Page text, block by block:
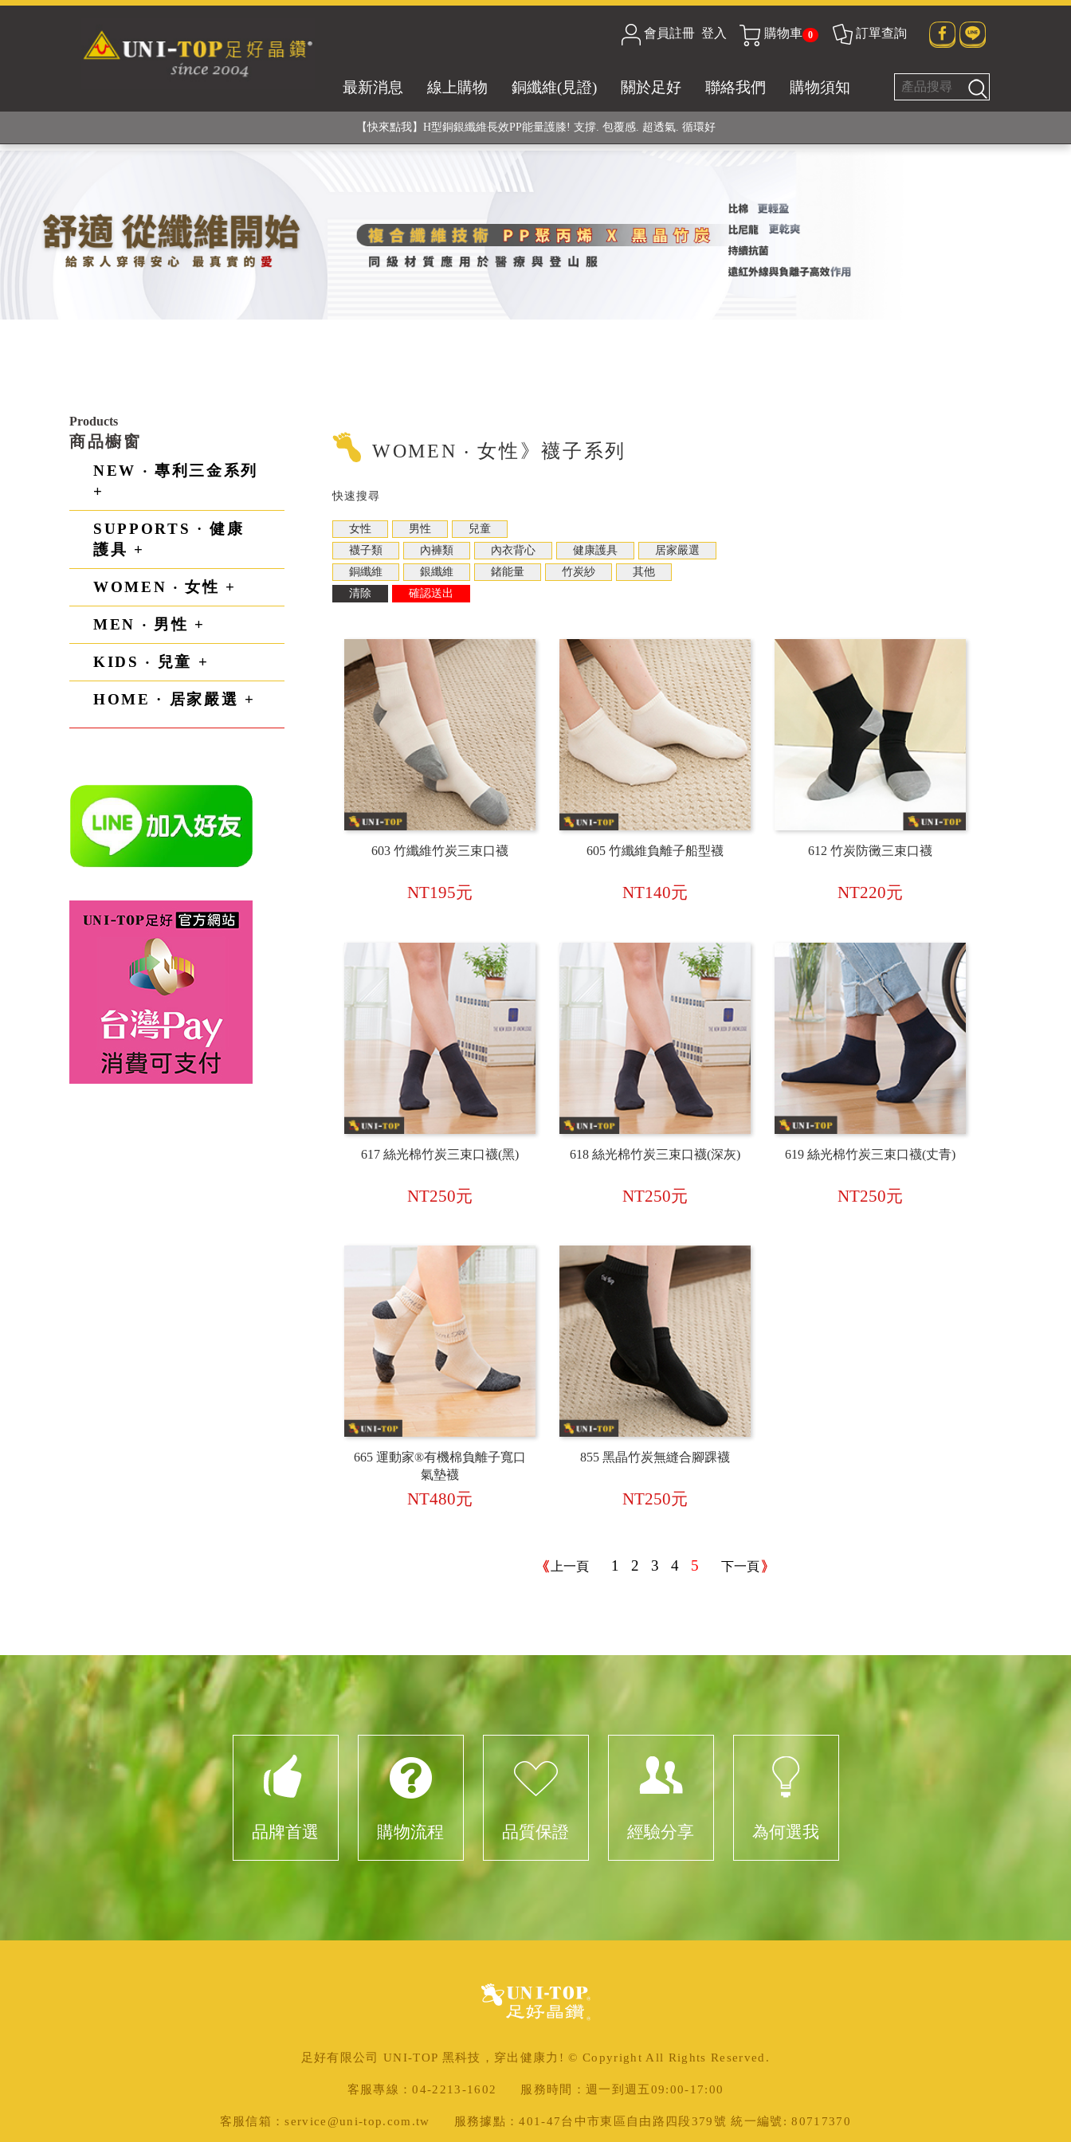
會員註冊 登入 購物車 0 訂單查詢
最新消息 線上購物 銅纖維(見證) 關於足好 聯絡我們 購物須知
銅銀鍺元素融合紗線，長效抗菌除臭! 全程MIT製造，通過多項國際檢驗
【快來點我】H型銅銀纖維長效PP能量護膝! 支撐. 包覆感. 超透氣. 循環好
【快來點我】三金家族- 專利活氧 男女內褲系列
Products
商品櫥窗
NEW ‧ 專利三金系列
+
SUPPORTS · 健康
護具 +
WOMEN ‧ 女性 +
MEN ‧ 男性 +
KIDS ‧ 兒童 +
HOME · 居家嚴選 +
WOMEN ‧ 女性》襪子系列
快速搜尋
603 竹纖維竹炭三束口襪
NT195元
605 竹纖維負離子船型襪
NT140元
612 竹炭防黴三束口襪
NT220元
617 絲光棉竹炭三束口襪(黑)
NT250元
618 絲光棉竹炭三束口襪(深灰)
NT250元
619 絲光棉竹炭三束口襪(丈青)
NT250元
665 運動家®有機棉負離子寬口
氣墊襪
NT480元
855 黑晶竹炭無縫合腳踝襪
NT250元
上一頁 1 2 3 4 5 下一頁
品牌首選 購物流程 品質保證 經驗分享 為何選我
足好有限公司 UNI-TOP 黑科技，穿出健康力! © Copyright All Rights Reserved.
客服專線：04-2213-1602 服務時間：週一到週五09:00-17:00
客服信箱：service@uni-top.com.tw 服務據點：401-47台中市東區自由路四段379號 統一編號: 80717370